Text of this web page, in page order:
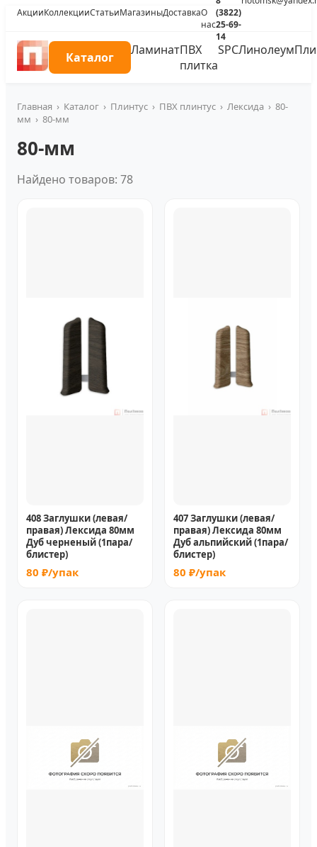
АкцииКоллекцииСтатьиМагазиныДоставкаО
нас
(3822)
25-69-
14
Каталог ЛаминатПВХ
плитка
SPCЛинолеум
Главная › Каталог › Плинтус › ПВХ плинтус › Лексида › 80-
мм › 80-мм
80-мм
Найдено товаров: 78
408 Заглушки (левая/
правая) Лексида 80мм
Дуб черненый (1пара/
блистер)
80 ₽/упак
407 Заглушки (левая/
правая) Лексида 80мм
Дуб альпийский (1пара/
блистер)
80 ₽/упак